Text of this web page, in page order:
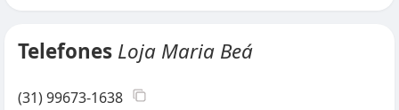
Telefones Loja Maria Beá
(31) 99673-1638